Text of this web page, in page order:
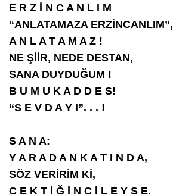
E R Z İ N C A N L I M
“ANLATAMAZA ERZİNCANLIM”,
A N L A T A M A Z !
NE ŞİİR, NEDE DESTAN,
SANA DUYDUĞUM !
B U M U K A D D E S!
“S E V D A Y I”. . . !
S A N A:
Y A R A D A N K A T I N D A,
SÖZ VERİRİM Kİ,
Ç E K T İ Ğ İ N Ç İ L E Y S E,